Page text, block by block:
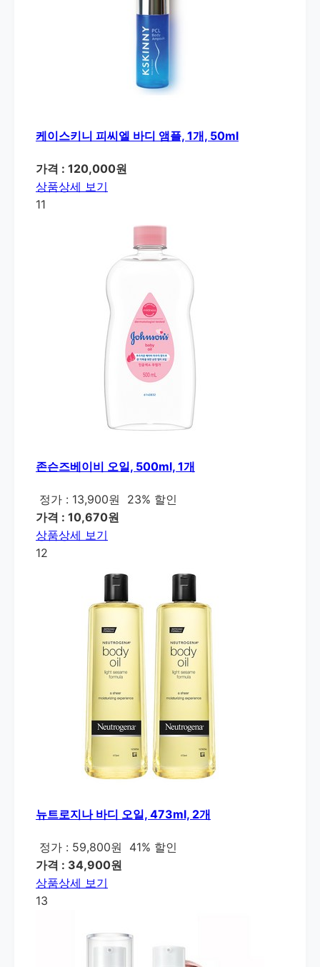
케이스키니 피씨엘 바디 앰플, 1개, 50ml
가격 : 120,000원
상품상세 보기
11
존슨즈베이비 오일, 500ml, 1개
정가 : 13,900원
23% 할인
가격 : 10,670원
상품상세 보기
12
뉴트로지나 바디 오일, 473ml, 2개
정가 : 59,800원
41% 할인
가격 : 34,900원
상품상세 보기
13